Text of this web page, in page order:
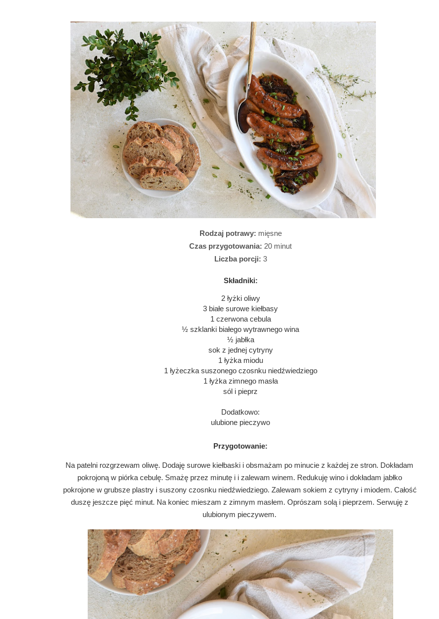
Rodzaj potrawy: mięsne
Czas przygotowania: 20 minut
Liczba porcji: 3
Składniki:
2 łyżki oliwy
3 białe surowe kiełbasy
1 czerwona cebula
½ szklanki białego wytrawnego wina
½ jabłka
sok z jednej cytryny
1 łyżka miodu
1 łyżeczka suszonego czosnku niedźwiedziego
1 łyżka zimnego masła
sól i pieprz
Dodatkowo:
ulubione pieczywo
Przygotowanie:
Na patelni rozgrzewam oliwę. Dodaję surowe kiełbaski i obsmażam po minucie z każdej ze stron. Dokładam
pokrojoną w piórka cebulę. Smażę przez minutę i i zalewam winem. Redukuję wino i dokładam jabłko
pokrojone w grubsze plastry i suszony czosnku niedźwiedziego. Zalewam sokiem z cytryny i miodem. Całość
duszę jeszcze pięć minut. Na koniec mieszam z zimnym masłem. Oprószam solą i pieprzem. Serwuję z
ulubionym pieczywem.